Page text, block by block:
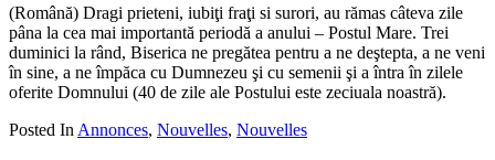
(Română) Dragi prieteni, iubiţi fraţi si surori, au rămas câteva zile
pâna la cea mai importantă periodă a anului – Postul Mare. Trei
duminici la rând, Biserica ne pregătea pentru a ne deştepta, a ne veni
în sine, a ne împăca cu Dumnezeu şi cu semenii şi a întra în zilele
oferite Domnului (40 de zile ale Postului este zeciuala noastră).
Posted In Annonces, Nouvelles, Nouvelles